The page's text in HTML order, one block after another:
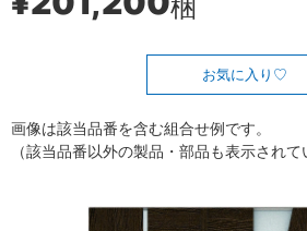
梱
お気に入り
画像は該当品番を含む組合せ例です。
（該当品番以外の製品・部品も表示されて